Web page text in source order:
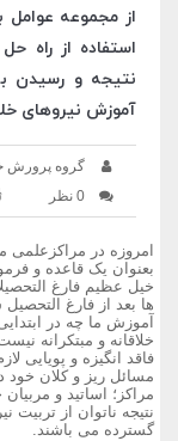
از مجموعه عوامل
استفاده از راه
نتیجه و رسیدن
آموزش نیروهای
گروه پرورش
0 نظر
امروزه در
بعنوان یک قاعده و
خیل عظیم فارغ
ها بعد از فارغ
آموزش ما چه در
خلاقانه و مبتکرانه
فاقد انگیزه و پویایی
مسائل ریز و کلان خود
مراکز؛ اساتید و
نتیجه ناتوان از
گسترده می باشند.